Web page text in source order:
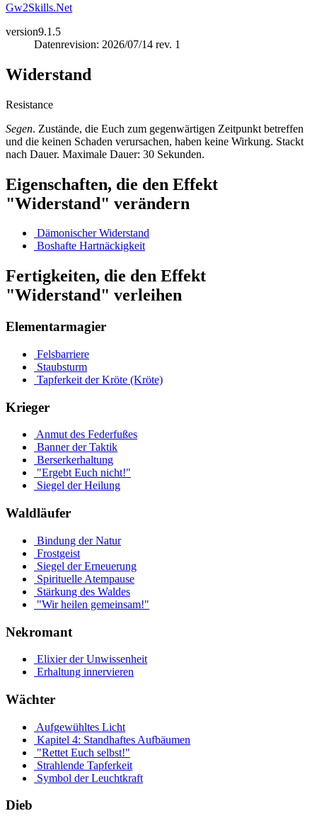
Gw2Skills.Net
version9.1.5
Datenrevision: 2026/07/14 rev. 1
Widerstand
Resistance
Segen. Zustände, die Euch zum gegenwärtigen Zeitpunkt betreffen
und die keinen Schaden verursachen, haben keine Wirkung. Stackt
nach Dauer. Maximale Dauer: 30 Sekunden.
Eigenschaften, die den Effekt
"Widerstand" verändern
Dämonischer Widerstand
Boshafte Hartnäckigkeit
Fertigkeiten, die den Effekt
"Widerstand" verleihen
Elementarmagier
Felsbarriere
Staubsturm
Tapferkeit der Kröte (Kröte)
Krieger
Anmut des Federfußes
Banner der Taktik
Berserkerhaltung
"Ergebt Euch nicht!"
Siegel der Heilung
Waldläufer
Bindung der Natur
Frostgeist
Siegel der Erneuerung
Spirituelle Atempause
Stärkung des Waldes
"Wir heilen gemeinsam!"
Nekromant
Elixier der Unwissenheit
Erhaltung innervieren
Wächter
Aufgewühltes Licht
Kapitel 4: Standhaftes Aufbäumen
"Rettet Euch selbst!"
Strahlende Tapferkeit
Symbol der Leuchtkraft
Dieb